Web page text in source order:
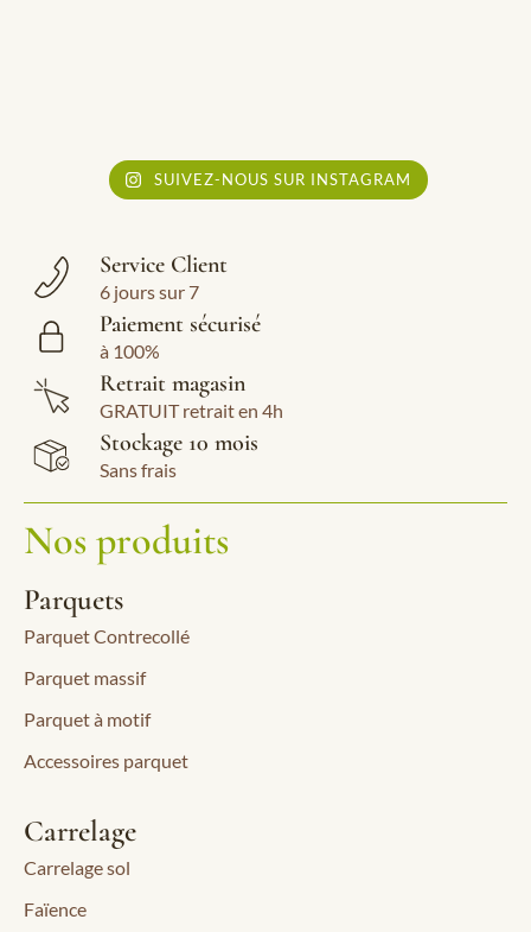
SUIVEZ-NOUS SUR INSTAGRAM
Service Client
6 jours sur 7
Paiement sécurisé
à 100%
Retrait magasin
GRATUIT retrait en 4h
Stockage 10 mois
Sans frais
Nos produits
Parquets
Parquet Contrecollé
Parquet massif
Parquet à motif
Accessoires parquet
Carrelage
Carrelage sol
Faïence